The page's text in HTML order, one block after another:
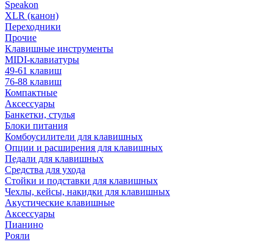
Speakon
XLR (канон)
Переходники
Прочие
Клавишные инструменты
MIDI-клавиатуры
49-61 клавиш
76-88 клавиш
Компактные
Аксессуары
Банкетки, стулья
Блоки питания
Комбоусилители для клавишных
Опции и расширения для клавишных
Педали для клавишных
Средства для ухода
Стойки и подставки для клавишных
Чехлы, кейсы, накидки для клавишных
Акустические клавишные
Аксессуары
Пианино
Рояли